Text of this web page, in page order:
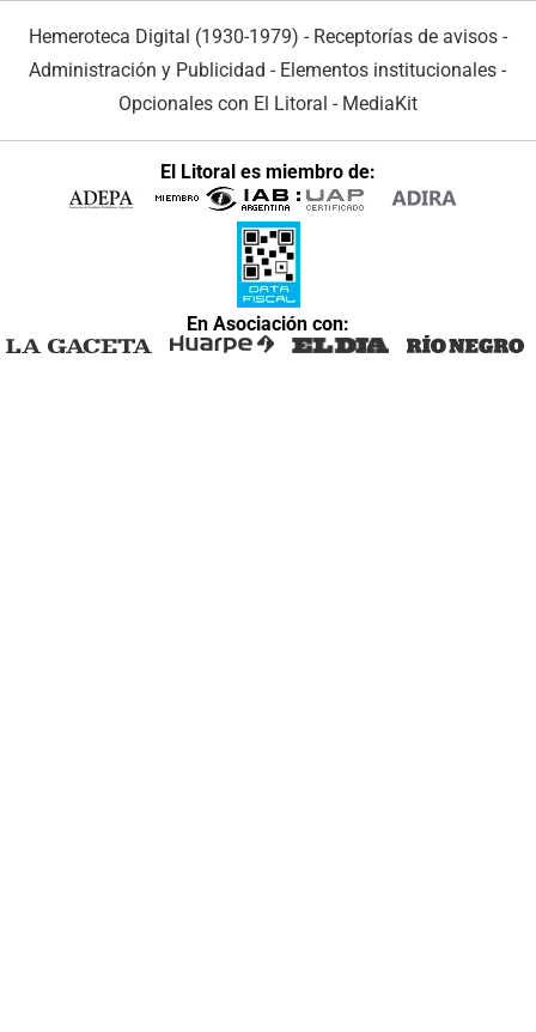
Hemeroteca Digital (1930-1979) - Receptorías de avisos -
Administración y Publicidad - Elementos institucionales -
Opcionales con El Litoral - MediaKit
El Litoral es miembro de:
En Asociación con: